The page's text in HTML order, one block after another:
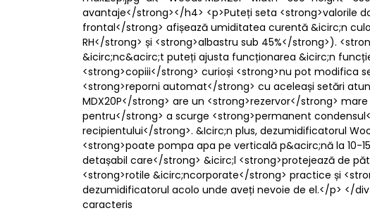
avantaje</strong></h4> <p>Puteți seta <strong>valorile
frontal</strong> afișează umiditatea curentă &icirc;n
RH</strong> și <strong>albastru sub 45%</strong>).
&icirc;nc&acirc;t puteți ajusta funcționarea &icirc;n
<strong>copiii</strong> curioși <strong>nu pot modifica
<strong>reporni automat</strong> cu aceleași setări
MDX20P</strong> are un <strong>rezervor</strong>
pentru</strong> a scurge <strong>permanent
recipientului</strong>. &Icirc;n plus, dezumidificatorul
<strong>poate pompa apa pe verticală p&acirc;nă la 10-
detașabil care</strong> &icirc;l <strong>protejează de
<strong>rotile &icirc;ncorporate</strong> practice și
dezumidificatorul acolo unde aveți nevoie de el.</p> </
caracteris